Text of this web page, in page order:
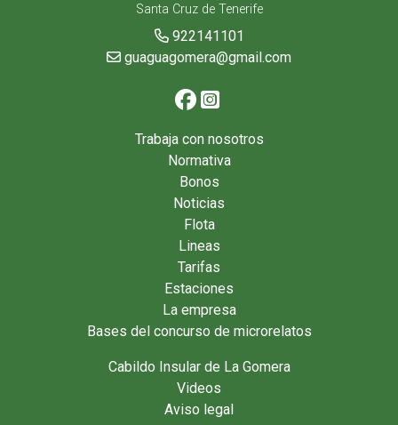
Santa Cruz de Tenerife
922141101
guaguagomera@gmail.com
Trabaja con nosotros
Normativa
Bonos
Noticias
Flota
Lineas
Tarifas
Estaciones
La empresa
Bases del concurso de microrelatos
Cabildo Insular de La Gomera
Videos
Aviso legal